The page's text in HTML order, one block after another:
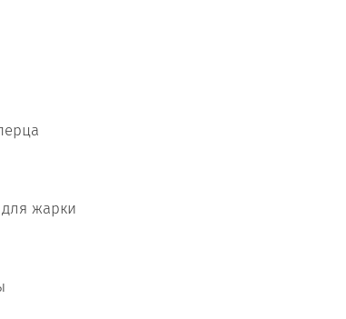
жарки